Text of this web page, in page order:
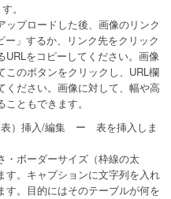
。
プロードした後、画像のリンク
」するか、リンク先をクリック
URLをコピーしてください。画像
このボタンをクリックし、URL欄
ください。画像に対して、幅や高
ともできます。
表）挿入/編集 ー 表を挿入しま
・ボーダーサイズ（枠線の太
す。キャプションに文字列を入れ
す。目的にはそのテーブルが何を